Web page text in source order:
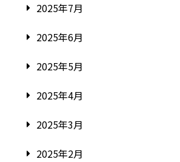
2025年7月
2025年6月
2025年5月
2025年4月
2025年3月
2025年2月